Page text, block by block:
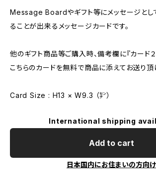
Message Boardやギフト等にメッセージとし
ることが出来るメッセージカードです。
他のギフト商品等ご購入時、備考欄に『カード
こちらのカードを無料で商品に添えてお送り頂
Card Size : H13 × W9.3 （㌢）
International shipping
Add to cart
日本国内にお住まいの方向け